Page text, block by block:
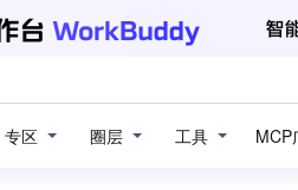
专区 圈层 工具 MCP